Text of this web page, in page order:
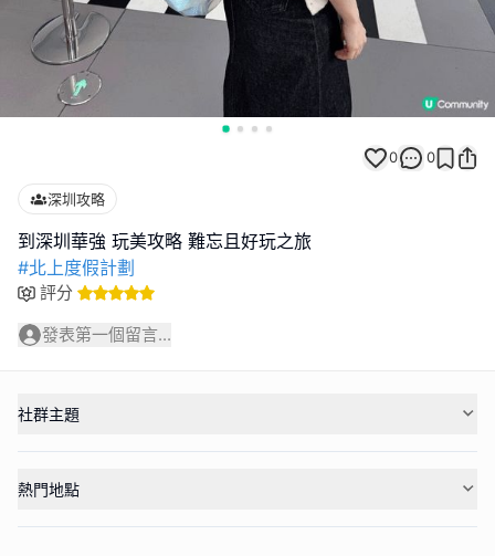
0 0
深圳攻略
#北上度假計劃
評分
發表第一個留言...
社群主題
熱門地點